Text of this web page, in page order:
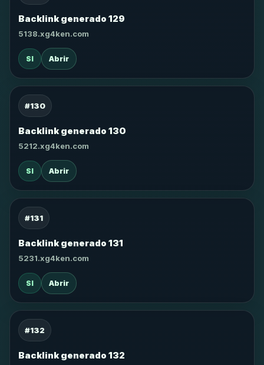
Backlink generado 129
5138.xg4ken.com
SI Abrir
#130
Backlink generado 130
5212.xg4ken.com
SI Abrir
#131
Backlink generado 131
5231.xg4ken.com
SI Abrir
#132
Backlink generado 132